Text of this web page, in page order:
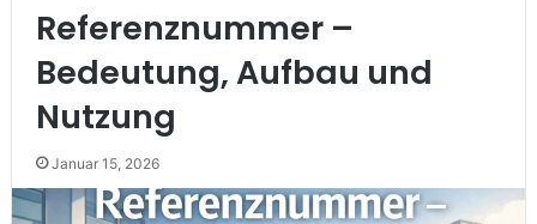
Referenznummer –
Bedeutung, Aufbau und
Nutzung
Januar 15, 2026